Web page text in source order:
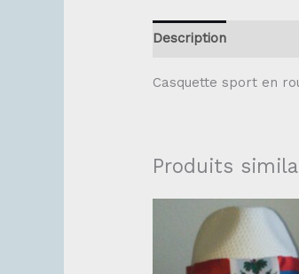
Description
Casquette sport en
Produits